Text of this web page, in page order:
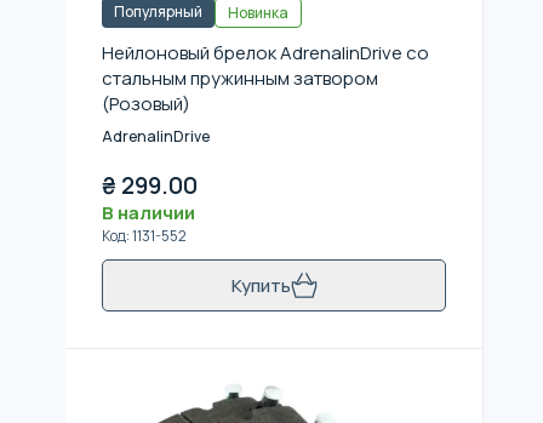
Популярный Новинка
Нейлоновый брелок AdrenalinDrive со
стальным пружинным затвором
(Розовый)
AdrenalinDrive
₴ 299.00
В наличии
Код:1131-552
Купить